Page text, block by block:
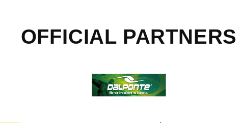
OFFICIAL PARTNERS